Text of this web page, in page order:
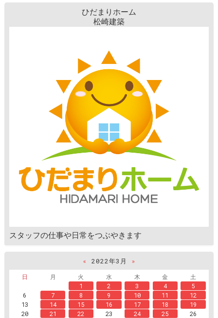
ひだまりホーム
松崎建築
スタッフの仕事や日常をつぶやきます
« 2022年3月
»
日
月 火 水 木 金
土
1
2 3 4
5
6
7 8 9 10 11
12
13
14 15 16 17 18
19
20
21 22 23 24 25
26